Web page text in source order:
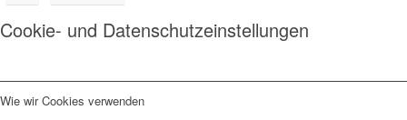
Cookie- und Datenschutzeinstellungen
Wie wir Cookies verwenden